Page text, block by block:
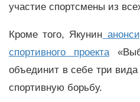
участие спортсмены из
Кроме того, Якунин
спортивного проекта
объединит в себе три
спортивную борьбу.